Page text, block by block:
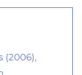
(2006),